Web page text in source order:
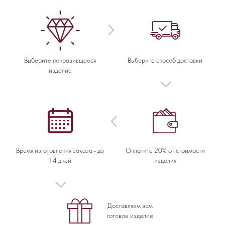
Выберите понравившееся
изделие
Выберите способ доставки
Оплатите 20% от стоимости
изделия
Время изготовления заказа - до
14 дней
Доставляем вам
готовое изделие